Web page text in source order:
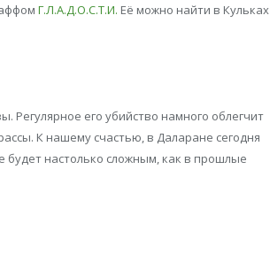
Г.Л.А.Д.О.С.Т.И. Её можно найти в Кульках
Регулярное его убийство намного облегчит
К нашему счастью, в Даларане сегодня
будет настолько сложным, как в прошлые